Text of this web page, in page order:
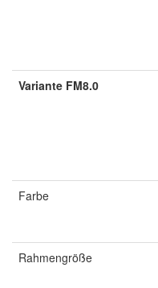
Variante FM8.0
Farbe
Rahmengröße